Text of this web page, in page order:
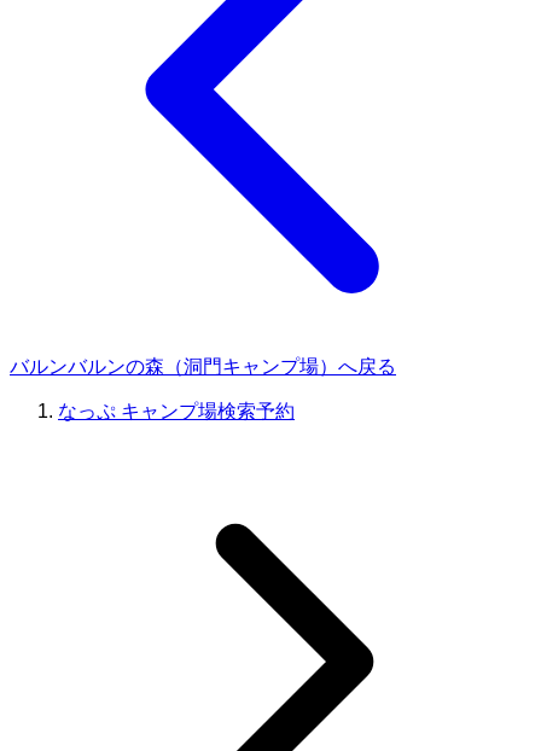
バルンバルンの森（洞門キャンプ場）へ戻る
なっぷ キャンプ場検索予約